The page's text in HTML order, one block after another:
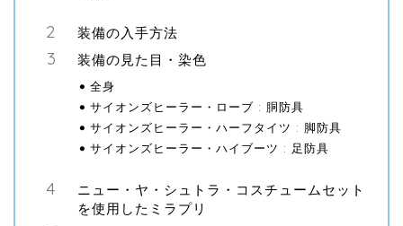
装備の入手方法
装備の見た目・染色
全身
サイオンズヒーラー・ローブ : 胴防具
サイオンズヒーラー・ハーフタイツ : 脚防具
サイオンズヒーラー・ハイブーツ : 足防具
ニュー・ヤ・シュトラ・コスチュームセット
を使用したミラプリ